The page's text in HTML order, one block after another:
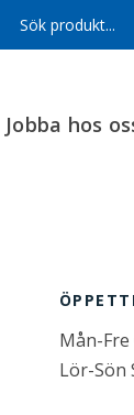
Jobba hos
Mån-Fre
Lör-Sön